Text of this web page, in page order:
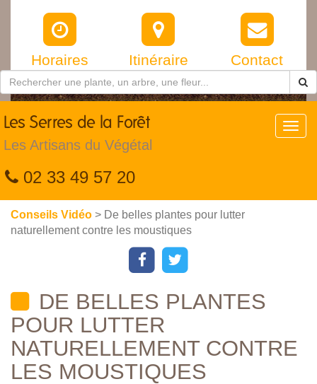
Horaires Itinéraire Contact
Les Serres de la Forêt
Les Artisans du Végétal
02 33 49 57 20
Conseils Vidéo > De belles plantes pour lutter
naturellement contre les moustiques
DE BELLES PLANTES
POUR LUTTER
NATURELLEMENT CONTRE
LES MOUSTIQUES